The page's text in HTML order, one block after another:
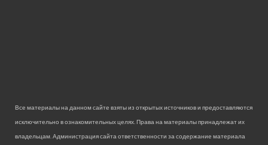
Все материалы на данном сайте взяты из открытых источников и предоставляются
исключительно в ознакомительных целях. Права на материалы принадлежат их
владельцам. Администрация сайта ответственности за содержание материала